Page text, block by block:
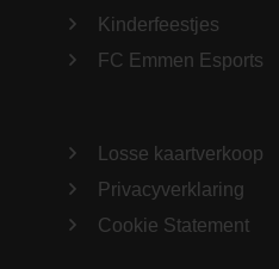
Kinderfeestjes
FC Emmen Esports
Losse kaartverkoop
Privacyverklaring
Cookie Statement